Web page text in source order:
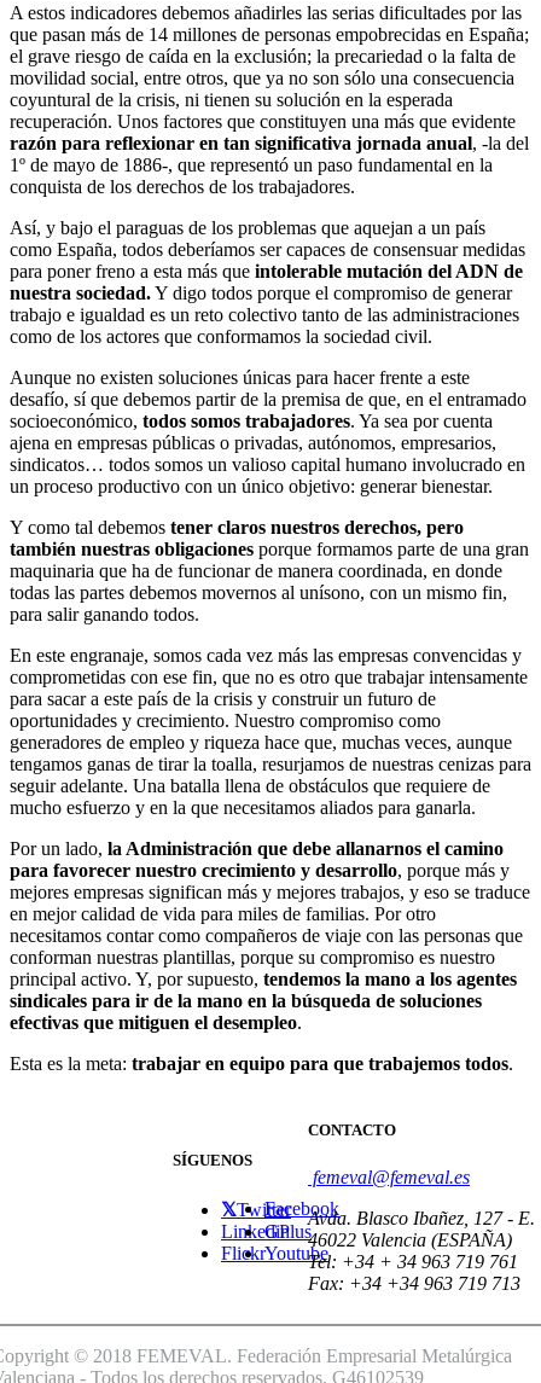
A estos indicadores debemos añadirles las serias dificultades por las
que pasan más de 14 millones de personas empobrecidas en España;
el grave riesgo de caída en la exclusión; la precariedad o la falta de
movilidad social, entre otros, que ya no son sólo una consecuencia
coyuntural de la crisis, ni tienen su solución en la esperada
recuperación. Unos factores que constituyen una más que evidente
razón para reflexionar en tan significativa jornada anual, -la del
1º de mayo de 1886-, que representó un paso fundamental en la
conquista de los derechos de los trabajadores.
Así, y bajo el paraguas de los problemas que aquejan a un país
como España, todos deberíamos ser capaces de consensuar medidas
para poner freno a esta más que intolerable mutación del ADN de
nuestra sociedad.Y digo todos porque el compromiso de generar
trabajo e igualdad es un reto colectivo tanto de las administraciones
como de los actores que conformamos la sociedad civil.
Aunque no existen soluciones únicas para hacer frente a este
desafío, sí que debemos partir de la premisa de que, en el entramado
socioeconómico, todos somos trabajadores. Ya sea por cuenta
ajena en empresas públicas o privadas, autónomos, empresarios,
sindicatos… todos somos un valioso capital humano involucrado en
un proceso productivo con un único objetivo: generar bienestar.
Y como tal debemos tener claros nuestros derechos, pero
también nuestras obligaciones porque formamos parte de una gran
maquinaria que ha de funcionar de manera coordinada, en donde
todas las partes debemos movernos al unísono, con un mismo fin,
para salir ganando todos.
En este engranaje, somos cada vez más las empresas convencidas y
comprometidas con ese fin, que no es otro que trabajar intensamente
para sacar a este país de la crisis y construir un futuro de
oportunidades y crecimiento. Nuestro compromiso como
generadores de empleo y riqueza hace que, muchas veces, aunque
tengamos ganas de tirar la toalla, resurjamos de nuestras cenizas para
seguir adelante. Una batalla llena de obstáculos que requiere de
mucho esfuerzo y en la que necesitamos aliados para ganarla.
Por un lado, la Administración que debe allanarnos el camino
para favorecer nuestro crecimiento y desarrollo, porque más y
mejores empresas significan más y mejores trabajos, y eso se traduce
en mejor calidad de vida para miles de familias. Por otro
necesitamos contar como compañeros de viaje con las personas que
conforman nuestras plantillas, porque su compromiso es nuestro
principal activo. Y, por supuesto, tendemos la mano a los agentes
sindicales para ir de la mano en la búsqueda de soluciones
efectivas que mitiguen el desempleo.
Esta es la meta: trabajar en equipo para que trabajemos todos.
SÍGUENOS
TwitterFacebook
LinkedinGPlus
FlickrYoutube
CONTACTO
femeval@femeval.es
Avda. Blasco Ibañez, 127 - E.
46022 Valencia (ESPAÑA)
Tel: +34 + 34 963 719 761
Fax: +34 +34 963 719 713
© 2018 FEMEVAL. Federación Empresarial Metalúrgica
- Todos los derechos reservados. G46102539